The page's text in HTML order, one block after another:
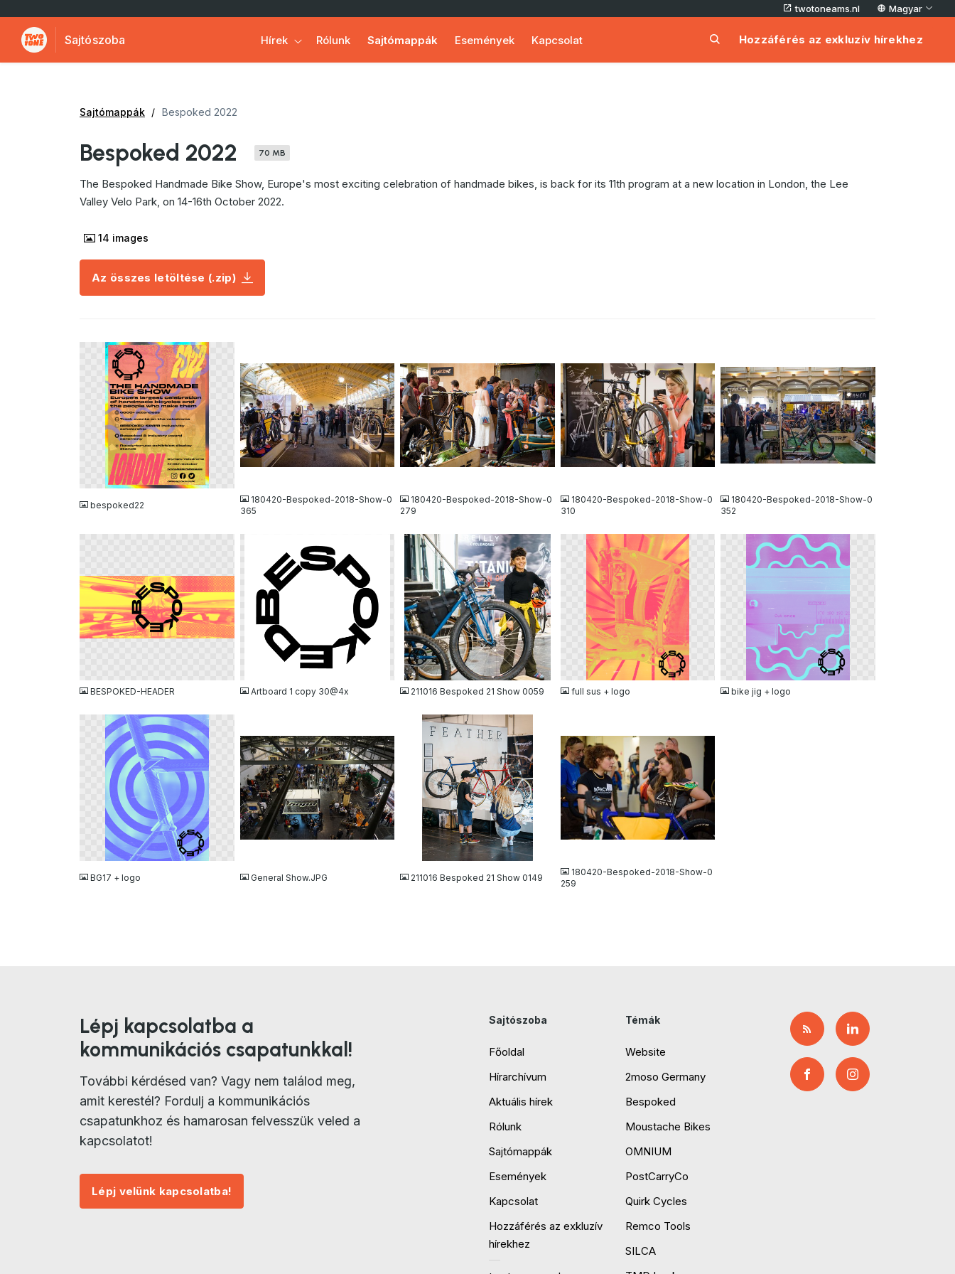
twotoneams.nl Magyar
Sajtószoba Hírek Rólunk Sajtómappák Események Kapcsolat Hozzáférés az exkluzív hírekhez
Sajtómappák Bespoked 2022
Bespoked 2022 70 MB
The Bespoked Handmade Bike Show, Europe's most exciting celebration of handmade bikes, is back for its 11th program at a new location in London, the Lee
Valley Velo Park, on 14-16th October 2022.
14 images
Az összes letöltése (.zip)
bespoked22
JPG
180420-Bespoked-2018-Show-0
365
JPG
180420-Bespoked-2018-Show-0
279
JPG
180420-Bespoked-2018-Show-0
310
180420-Bespoked-2018-Show-0
352
BESPOKED-HEADER Artboard 1 copy 30@4x
JPG
211016 Bespoked 21 Show 0059
PNG
full sus + logo bike jig + logo
PNG
BG17 + logo
JPG
General Show.JPG
JPG
211016 Bespoked 21 Show 0149
JPG
180420-Bespoked-2018-Show-0
259
Lépj kapcsolatba a
kommunikációs csapatunkkal!
További kérdésed van? Vagy nem találod meg,
amit kerestél? Fordulj a kommunikációs
csapatunkhoz és hamarosan felvesszük veled a
kapcsolatot!
Lépj velünk kapcsolatba!
Sajtószoba
Főoldal
Hírarchívum
Aktuális hírek
Rólunk
Sajtómappák
Események
Kapcsolat
Hozzáférés az exkluzív
hírekhez
Témák
Website
2moso Germany
Bespoked
Moustache Bikes
OMNIUM
PostCarryCo
Quirk Cycles
Remco Tools
SILCA